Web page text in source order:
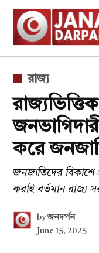
Skip
content
POSTED
রাজ্য
করে
জনজাতিদের বিকাশে
করাই বর্তমান রাজ্য
by জনদর্পন
June 15, 2025